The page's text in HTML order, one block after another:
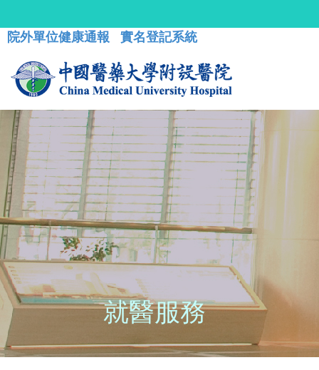
院外單位健康通報 實名登記系統
就醫服務